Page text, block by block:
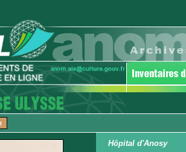
Hôpital d'Anosy